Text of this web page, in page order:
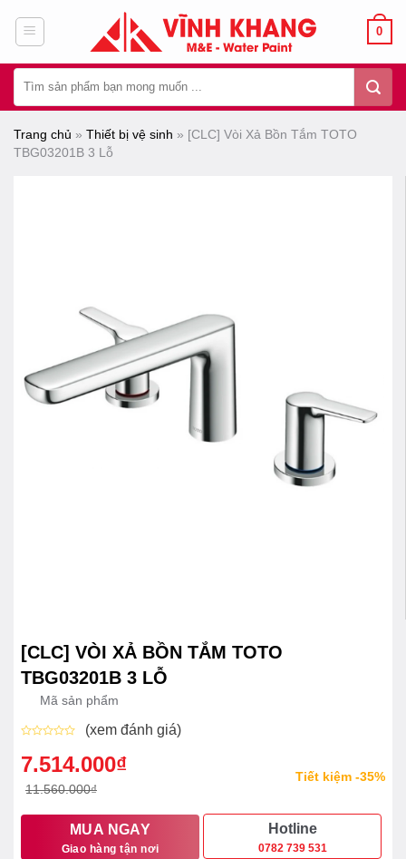
dung
0
kiếm:
Trang chủ » Thiết bị vệ sinh » [CLC] Vòi Xả Bồn Tắm TOTO
TBG03201B 3 Lỗ
[CLC] VÒI XẢ BỒN TẮM TOTO
TBG03201B 3 LỖ
Mã sản phẩm
xếp
hạng
5
(xem đánh giá)
11.560.000₫
Giá
gốc
11.560.000₫.
7.514.000₫
Giá
hiện
7.514.000₫.
Tiết kiệm -35%
MUA NGAY
Giao hàng tận nơi
Hotline
0782 739 531